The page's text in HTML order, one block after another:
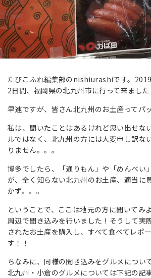
たびこふれ編集部のnishiurashiです。
2日間、福岡県の北九州市に行って来ました
早速ですが、皆さん北九州のお土産ってパ
私は、聞いたことはあるけれど思い出せな
ルではなく、北九州の方には大変申し訳な
りません。。。
博多でしたら、「通りもん」や「めんべい
が、全く知らない北九州のお土産、適当に
かず。。。
ということで、ここは地元の方に聞いてみ
周辺で聞き込みを行いました！そうして実
されたお土産を購入し、すべて食べてレポ
す！！
ちなみに、同様の聞き込みをグルメについ
北九州・小倉のグルメについては下記の記